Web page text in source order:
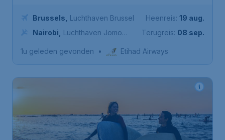
Brussels
Luchthaven Brussel
Nairobi
Luchthaven Jomo
Heenreis: 19 aug.
Terugreis: 08 sep.
1u geleden gevonden • Etihad Airways